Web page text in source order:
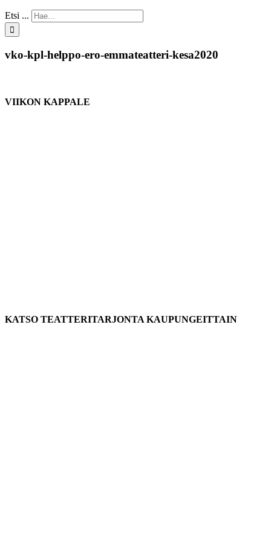
Etsi ...
vko-kpl-helppo-ero-emmateatteri-kesa2020
VIIKON KAPPALE
KATSO TEATTERITARJONTA KAUPUNGEITTAIN